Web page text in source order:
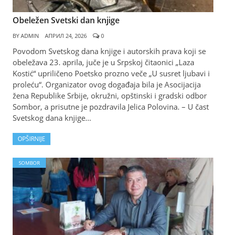
Obeležen Svetski dan knjige
BY ADMIN АПРИЛ 24, 2026 0
Povodom Svetskog dana knjige i autorskih prava koji se
obeležava 23. aprila, juče je u Srpskoj čitaonici „Laza
Kostić“ upriličeno Poetsko prozno veče „U susret ljubavi i
proleću“. Organizator ovog događaja bila je Asocijacija
žena Republike Srbije, okružni, opštinski i gradski odbor
Sombor, a prisutne je pozdravila Jelica Polovina. – U čast
Svetskog dana knjige…
OPŠIRNIJE
SOMBOR